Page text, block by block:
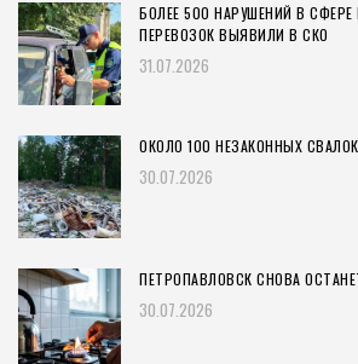
БОЛЕЕ 500 НАРУШЕНИЙ В
ПЕРЕВОЗОК ВЫЯВИЛИ В СКО
31.07.2026
ОКОЛО 100 НЕЗАКОННЫХ
30.07.2026
ПЕТРОПАВЛОВСК СНОВА
30.07.2026